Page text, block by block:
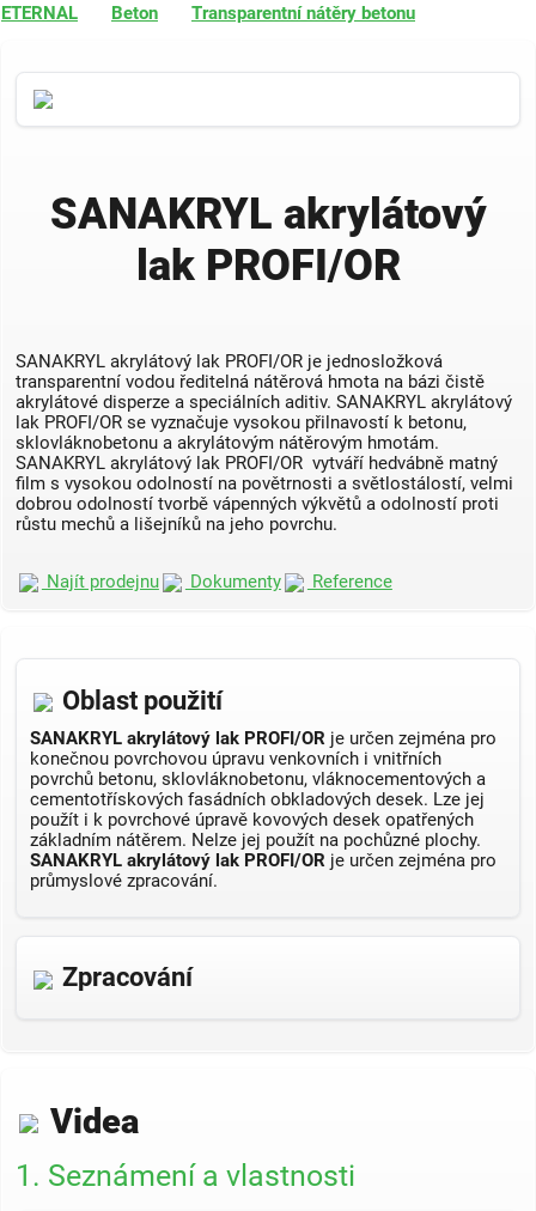
ETERNAL Beton Transparentní nátěry betonu
SANAKRYL akrylátový
lak PROFI/OR
SANAKRYL akrylátový lak PROFI/OR je jednosložková
transparentní vodou ředitelná nátěrová hmota na bázi čistě
akrylátové disperze a speciálních aditiv. SANAKRYL akrylátový
lak PROFI/OR se vyznačuje vysokou přilnavostí k betonu,
sklovláknobetonu a akrylátovým nátěrovým hmotám.
SANAKRYL akrylátový lak PROFI/OR vytváří hed­vábně matný
film s vysokou odolností na povětrnosti a světlostálostí, vel­mi
dobrou odolností tvorbě vápenných výkvětů a odolností proti
růstu mechů a lišejníků na jeho povrchu.
Najít prodejnu Dokumenty Reference
Oblast použití
SANAKRYL akrylátový lak PROFI/OR je určen zejména pro
konečnou povrchovou úpravu venkovních i vnitřních
povrchů betonu, sklo­vláknobetonu, vláknocementových a
cementotřískových fasádních obkladových desek. Lze jej
použít i k povrchové úpravě kovových desek opatřených
základním nátěrem. Nelze jej použít na pochůzné plochy.
SANAKRYL akrylátový lak PROFI/OR je určen zejména pro
průmyslové zpracování.
Zpracování
Videa
1. Seznámení a vlastnosti